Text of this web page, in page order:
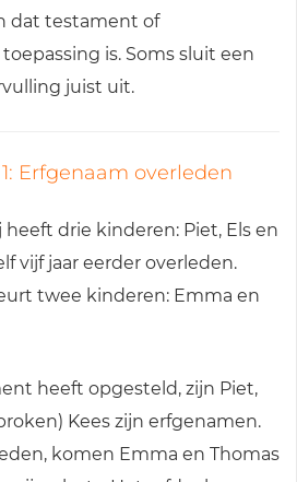
dat testament of
is. Soms sluit een
juist uit.
Erfgenaam overleden
heeft drie kinderen: Piet, Els en
vijf jaar eerder overleden.
twee kinderen: Emma en
heeft opgesteld, zijn Piet,
Kees zijn erfgenamen.
komen Emma en Thomas